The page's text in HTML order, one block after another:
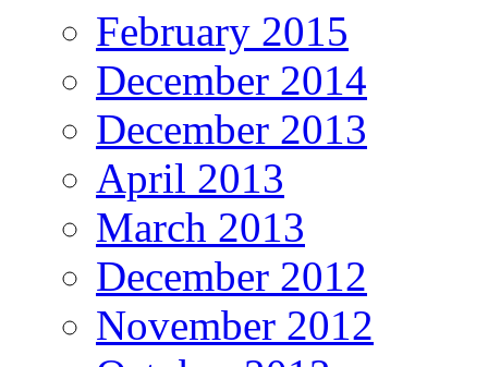
February 2015
December 2014
December 2013
April 2013
March 2013
December 2012
November 2012